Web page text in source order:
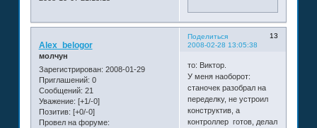
Поделиться
13
2008-02-28 13:05:38
Alex_belogor
молчун
Зарегистрирован: 2008-01-29
Приглашений: 0
Сообщений: 21
Уважение: [+1/-0]
Позитив: [+0/-0]
Провел на форуме:
то: Виктор.
У меня наоборот:
станочек разобрал на
переделку, не устроил
конструктив, а
контроллер готов, делал